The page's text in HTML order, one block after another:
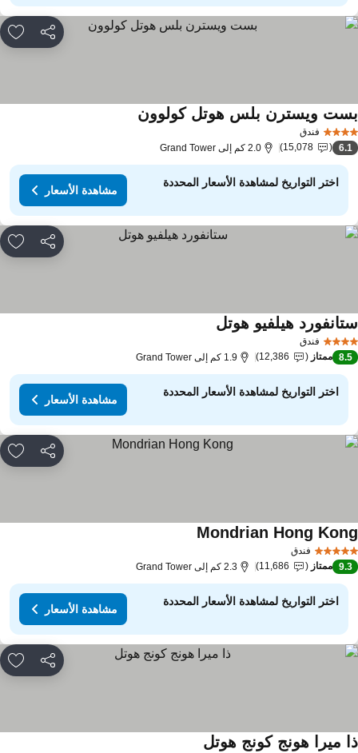
مشاركة
فندق
ويسترن بلس هوتل كولوون
6.1
15,078 2.0 كم إلى Grand Tower
اختر التواريخ لمشاهدة الأسعار المحددة
مشاهدة الأسعار
مشاركة
فندق
هيلفيو هوتل
8.5 ممتاز 12,386 1.9 كم إلى Grand Tower
اختر التواريخ لمشاهدة الأسعار المحددة
مشاهدة الأسعار
مشاركة
فندق
Mondrian Hong
9.3 ممتاز 11,686 2.3 كم إلى Grand Tower
اختر التواريخ لمشاهدة الأسعار المحددة
مشاهدة الأسعار
مشاركة
ميرا هونج كونج هوتل